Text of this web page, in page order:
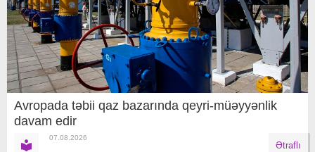
Avropada təbii qaz bazarında qeyri-müəyyənlik
davam edir
07.08.2026
Ətraflı